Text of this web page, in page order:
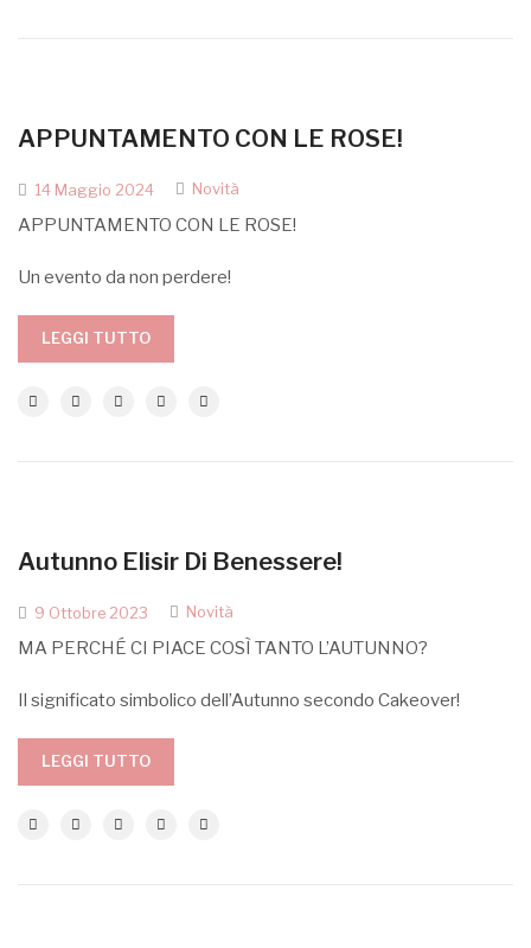
APPUNTAMENTO CON LE ROSE!
14 Maggio 2024 Novità
APPUNTAMENTO CON LE ROSE!
Un evento da non perdere!
LEGGI TUTTO
Autunno Elisir Di Benessere!
9 Ottobre 2023 Novità
MA PERCHÉ CI PIACE COSÌ TANTO L’AUTUNNO?
Il significato simbolico dell’Autunno secondo Cakeover!
LEGGI TUTTO